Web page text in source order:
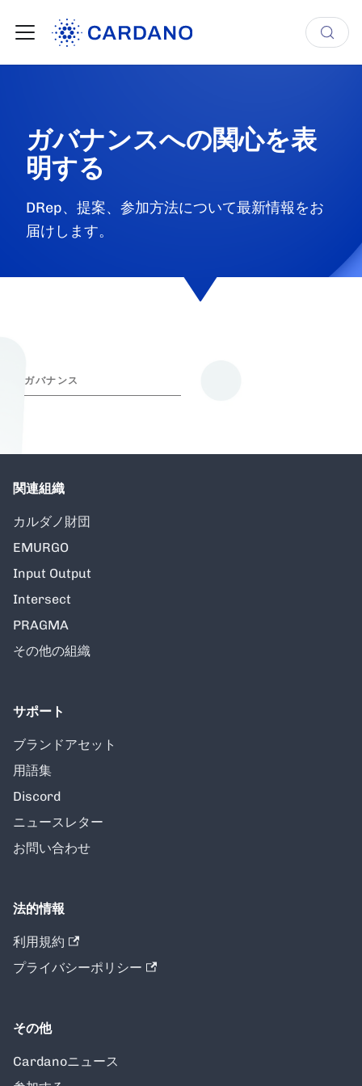
ガバナンスへの関心を表
明する
DRep、提案、参加方法について最新情報をお
届けします。
ガバナンス
関連組織
カルダノ財団
EMURGO
Input Output
Intersect
PRAGMA
その他の組織
サポート
ブランドアセット
用語集
Discord
ニュースレター
お問い合わせ
法的情報
利用規約
プライバシーポリシー
その他
Cardanoニュース